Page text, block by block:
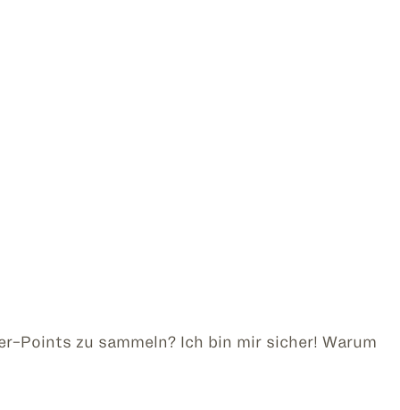
Points zu sammeln? Ich bin mir sicher! Warum